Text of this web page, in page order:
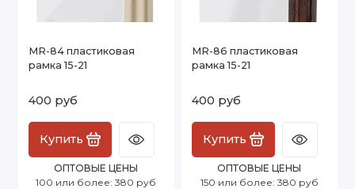
MR-84 пластиковая
рамка 15-21
400 руб
Купить
ОПТОВЫЕ ЦЕНЫ
100 или более: 380 руб
MR-86 пластиковая
рамка 15-21
400 руб
Купить
ОПТОВЫЕ ЦЕНЫ
150 или более: 380 руб